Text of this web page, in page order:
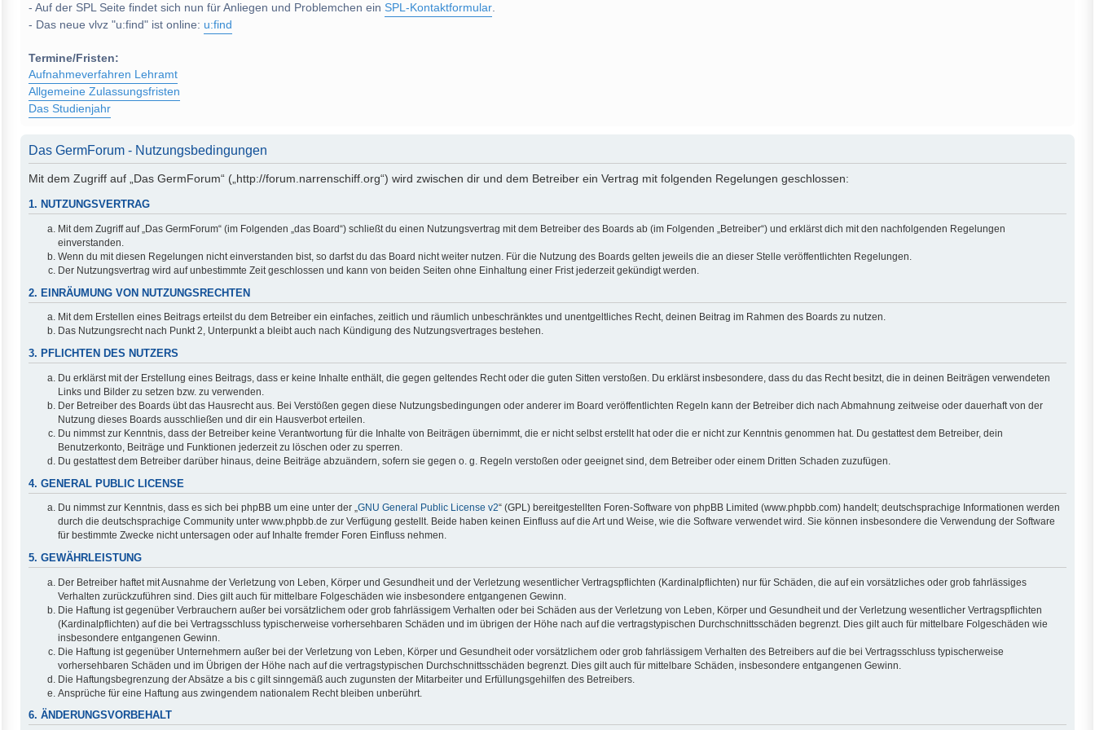
- Auf der SPL Seite findet sich nun für Anliegen und Problemchen ein SPL-Kontaktformular.
- Das neue vlvz "u:find" ist online: u:find
Termine/Fristen:
Aufnahmeverfahren Lehramt
Allgemeine Zulassungsfristen
Das Studienjahr
Das GermForum - Nutzungsbedingungen
Mit dem Zugriff auf „Das GermForum“ („http://forum.narrenschiff.org“) wird zwischen dir und dem Betreiber ein Vertrag mit folgenden Regelungen geschlossen:
1. NUTZUNGSVERTRAG
Mit dem Zugriff auf „Das GermForum“ (im Folgenden „das Board“) schließt du einen Nutzungsvertrag mit dem Betreiber des Boards ab (im Folgenden „Betreiber“) und erklärst dich mit den nachfolgenden Regelungen
einverstanden.
Wenn du mit diesen Regelungen nicht einverstanden bist, so darfst du das Board nicht weiter nutzen. Für die Nutzung des Boards gelten jeweils die an dieser Stelle veröffentlichten Regelungen.
Der Nutzungsvertrag wird auf unbestimmte Zeit geschlossen und kann von beiden Seiten ohne Einhaltung einer Frist jederzeit gekündigt werden.
2. EINRÄUMUNG VON NUTZUNGSRECHTEN
Mit dem Erstellen eines Beitrags erteilst du dem Betreiber ein einfaches, zeitlich und räumlich unbeschränktes und unentgeltliches Recht, deinen Beitrag im Rahmen des Boards zu nutzen.
Das Nutzungsrecht nach Punkt 2, Unterpunkt a bleibt auch nach Kündigung des Nutzungsvertrages bestehen.
3. PFLICHTEN DES NUTZERS
Du erklärst mit der Erstellung eines Beitrags, dass er keine Inhalte enthält, die gegen geltendes Recht oder die guten Sitten verstoßen. Du erklärst insbesondere, dass du das Recht besitzt, die in deinen Beiträgen verwendeten
Links und Bilder zu setzen bzw. zu verwenden.
Der Betreiber des Boards übt das Hausrecht aus. Bei Verstößen gegen diese Nutzungsbedingungen oder anderer im Board veröffentlichten Regeln kann der Betreiber dich nach Abmahnung zeitweise oder dauerhaft von der
Nutzung dieses Boards ausschließen und dir ein Hausverbot erteilen.
Du nimmst zur Kenntnis, dass der Betreiber keine Verantwortung für die Inhalte von Beiträgen übernimmt, die er nicht selbst erstellt hat oder die er nicht zur Kenntnis genommen hat. Du gestattest dem Betreiber, dein
Benutzerkonto, Beiträge und Funktionen jederzeit zu löschen oder zu sperren.
Du gestattest dem Betreiber darüber hinaus, deine Beiträge abzuändern, sofern sie gegen o. g. Regeln verstoßen oder geeignet sind, dem Betreiber oder einem Dritten Schaden zuzufügen.
4. GENERAL PUBLIC LICENSE
Du nimmst zur Kenntnis, dass es sich bei phpBB um eine unter der „GNU General Public License v2“ (GPL) bereitgestellten Foren-Software von phpBB Limited (www.phpbb.com) handelt; deutschsprachige Informationen werden
durch die deutschsprachige Community unter www.phpbb.de zur Verfügung gestellt. Beide haben keinen Einfluss auf die Art und Weise, wie die Software verwendet wird. Sie können insbesondere die Verwendung der Software
für bestimmte Zwecke nicht untersagen oder auf Inhalte fremder Foren Einfluss nehmen.
5. GEWÄHRLEISTUNG
Der Betreiber haftet mit Ausnahme der Verletzung von Leben, Körper und Gesundheit und der Verletzung wesentlicher Vertragspflichten (Kardinalpflichten) nur für Schäden, die auf ein vorsätzliches oder grob fahrlässiges
Verhalten zurückzuführen sind. Dies gilt auch für mittelbare Folgeschäden wie insbesondere entgangenen Gewinn.
Die Haftung ist gegenüber Verbrauchern außer bei vorsätzlichem oder grob fahrlässigem Verhalten oder bei Schäden aus der Verletzung von Leben, Körper und Gesundheit und der Verletzung wesentlicher Vertragspflichten
(Kardinalpflichten) auf die bei Vertragsschluss typischerweise vorhersehbaren Schäden und im übrigen der Höhe nach auf die vertragstypischen Durchschnittsschäden begrenzt. Dies gilt auch für mittelbare Folgeschäden wie
insbesondere entgangenen Gewinn.
Die Haftung ist gegenüber Unternehmern außer bei der Verletzung von Leben, Körper und Gesundheit oder vorsätzlichem oder grob fahrlässigem Verhalten des Betreibers auf die bei Vertragsschluss typischerweise
vorhersehbaren Schäden und im Übrigen der Höhe nach auf die vertragstypischen Durchschnittsschäden begrenzt. Dies gilt auch für mittelbare Schäden, insbesondere entgangenen Gewinn.
Die Haftungsbegrenzung der Absätze a bis c gilt sinngemäß auch zugunsten der Mitarbeiter und Erfüllungsgehilfen des Betreibers.
Ansprüche für eine Haftung aus zwingendem nationalem Recht bleiben unberührt.
6. ÄNDERUNGSVORBEHALT